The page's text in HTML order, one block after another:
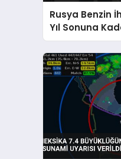
Rusya Benzin
Yıl Sonuna